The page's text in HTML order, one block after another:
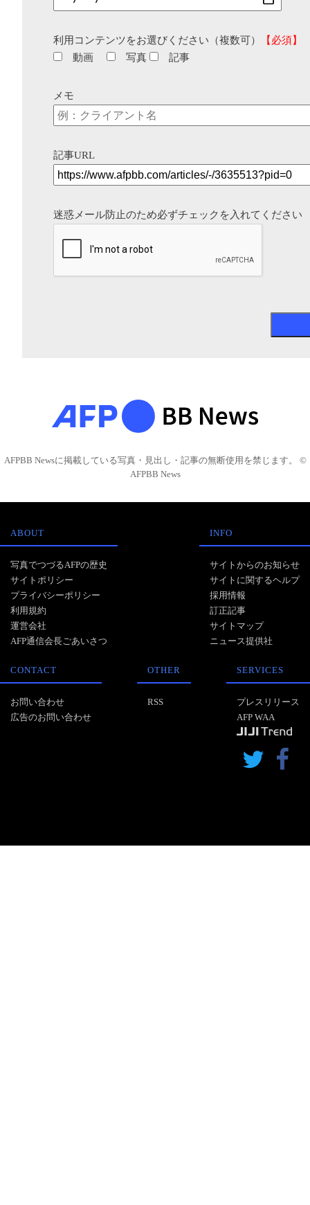
利用コンテンツをお選びください（複数可）
【必須】
動画
写真 記事
メモ
記事URL
迷惑メール防止のため必ずチェックを入れてください
AFPBB Newsに掲載している写真・見出し・記事の無断使用を禁じます。 ©
AFPBB News
ABOUT
写真でつづるAFPの歴史
サイトポリシー
プライバシーポリシー
利用規約
運営会社
AFP通信会長ごあいさつ
INFO
サイトからのお知らせ
サイトに関するヘルプ
採用情報
訂正記事
サイトマップ
ニュース提供社
CONTACT
お問い合わせ
広告のお問い合わせ
OTHER
RSS
SERVICES
プレスリリース
AFP WAA